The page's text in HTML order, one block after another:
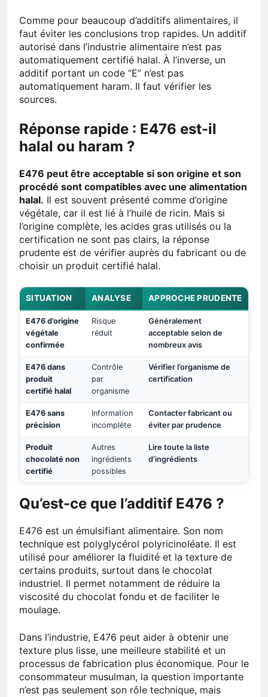
Comme pour beaucoup d’additifs alimentaires, il
faut éviter les conclusions trop rapides. Un additif
autorisé dans l’industrie alimentaire n’est pas
automatiquement certifié halal. À l’inverse, un
additif portant un code “E” n’est pas
automatiquement haram. Il faut vérifier les
sources.
Réponse rapide : E476 est-il
halal ou haram ?
E476 peut être acceptable si son origine et son
procédé sont compatibles avec une alimentation
halal. Il est souvent présenté comme d’origine
végétale, car il est lié à l’huile de ricin. Mais si
l’origine complète, les acides gras utilisés ou la
certification ne sont pas clairs, la réponse
prudente est de vérifier auprès du fabricant ou de
choisir un produit certifié halal.
SITUATION ANALYSE APPROCHE PRUDENTE
E476 d’origine
végétale
confirmée
Risque
réduit
Généralement
acceptable selon de
nombreux avis
E476 dans
produit
certifié halal
Contrôle
par
organisme
Vérifier l’organisme de
certification
E476 sans
précision
Information
incomplète
Contacter fabricant ou
éviter par prudence
Produit
chocolaté non
certifié
Autres
ingrédients
possibles
Lire toute la liste
d’ingrédients
Qu’est-ce que l’additif E476 ?
E476 est un émulsifiant alimentaire. Son nom
technique est polyglycérol polyricinoléate. Il est
utilisé pour améliorer la fluidité et la texture de
certains produits, surtout dans le chocolat
industriel. Il permet notamment de réduire la
viscosité du chocolat fondu et de faciliter le
moulage.
Dans l’industrie, E476 peut aider à obtenir une
texture plus lisse, une meilleure stabilité et un
processus de fabrication plus économique. Pour le
consommateur musulman, la question importante
n’est pas seulement son rôle technique, mais